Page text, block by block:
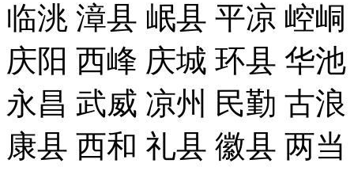
临洮 漳县 岷县 平凉 崆
庆阳 西峰 庆城 环县 华
永昌 武威 凉州 民勤 古
康县 西和 礼县 徽县 两